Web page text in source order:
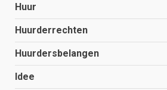
Huur
Huurderrechten
Huurdersbelangen
Idee